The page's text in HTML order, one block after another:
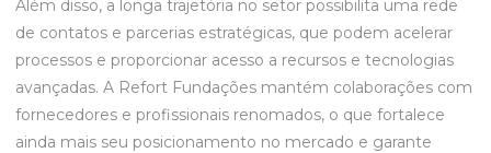
Além disso, a longa trajetória no setor possibilita uma rede
de contatos e parcerias estratégicas, que podem acelerar
processos e proporcionar acesso a recursos e tecnologias
avançadas. A Refort Fundações mantém colaborações com
fornecedores e profissionais renomados, o que fortalece
ainda mais seu posicionamento no mercado e garante